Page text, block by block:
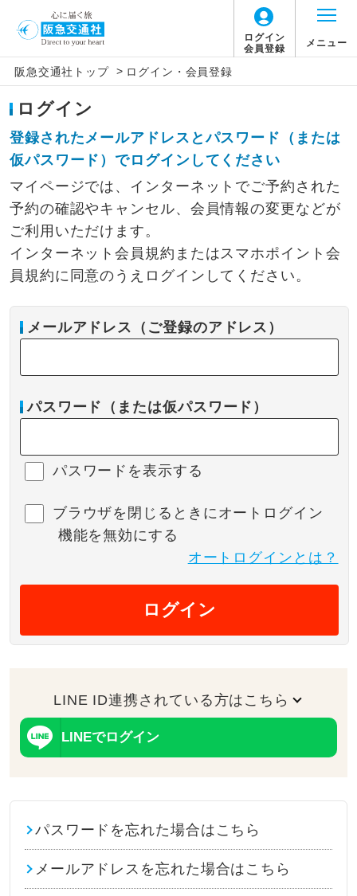
ログイン
会員登録
メニュー
阪急交通社トップ > ログイン・会員登録
ログイン
登録されたメールアドレスとパスワード（または
仮パスワード）でログインしてください
マイページでは、インターネットでご予約された
予約の確認やキャンセル、会員情報の変更などが
ご利用いただけます。
インターネット会員規約またはスマホポイント会
員規約に同意のうえログインしてください。
メールアドレス（ご登録のアドレス）
パスワード（または仮パスワード）
パスワードを表示する
ブラウザを閉じるときにオートログイン
機能を無効にする
オートログインとは？
ログイン
LINE ID連携されている方はこちら
LINEでログイン
パスワードを忘れた場合はこちら
メールアドレスを忘れた場合はこちら